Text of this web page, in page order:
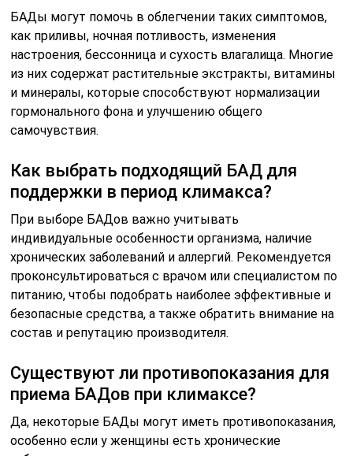
БАДы могут помочь в облегчении таких симптомов,
как приливы, ночная потливость, изменения
настроения, бессонница и сухость влагалища. Многие
из них содержат растительные экстракты, витамины
и минералы, которые способствуют нормализации
гормонального фона и улучшению общего
самочувствия.
Как выбрать подходящий БАД для
поддержки в период климакса?
При выборе БАДов важно учитывать
индивидуальные особенности организма, наличие
хронических заболеваний и аллергий. Рекомендуется
проконсультироваться с врачом или специалистом по
питанию, чтобы подобрать наиболее эффективные и
безопасные средства, а также обратить внимание на
состав и репутацию производителя.
Существуют ли противопоказания для
приема БАДов при климаксе?
Да, некоторые БАДы могут иметь противопоказания,
особенно если у женщины есть хронические